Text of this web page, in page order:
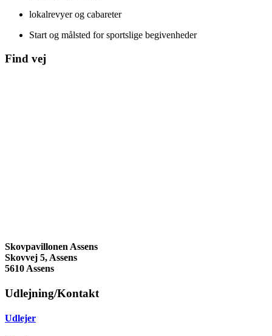
lokalrevyer og cabareter
Start og målsted for sportslige begivenheder
Find vej
Skovpavillonen Assens
Skovvej 5, Assens
5610 Assens
Udlejning/Kontakt
Udlejer